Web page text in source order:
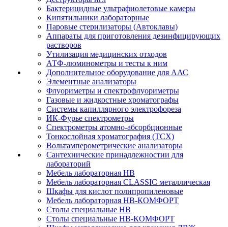
Бактерицидные ультрафиолетовые камеры
Кипятильники лабораторные
Паровые стерилизаторы (Автоклавы)
Аппараты для приготовления дезинфицирующих
растворов
Утилизация медицинских отходов
АТФ-люминометры и тесты к ним
Дополнительное оборудование для ААС
Элементные анализаторы
Флуориметры и спектрофлуориметры
Газовые и жидкостные хроматографы
Системы капиллярного электрофореза
ИК-Фурье спектрометры
Спектрометры атомно-абсорбционные
Тонкослойная хроматография (ТСХ)
Вольтамперометрические анализаторы
Сантехнические принадлежностии для
лабораторий
Мебель лабораторная НВ
Мебель лабораторная CLASSIC металлическая
Шкафы для кислот полипропиленовые
Мебель лабораторная НВ-КОМФОРТ
Столы специальные НВ
Столы специальные НВ-КОМФОРТ